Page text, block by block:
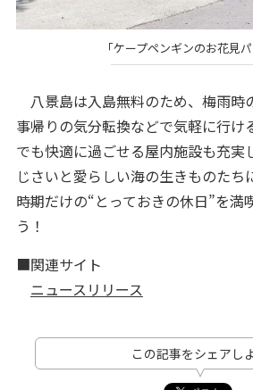
「ケープペンギンのお花見パ
八景島は入島無料のため、梅雨時
事帰りの気分転換などで気軽に行け
でも快適に過ごせる屋内施設も充実
じさいと愛らしい海の生きものたち
時期だけの“とっておきの休日”を満
う！
■関連サイト
ニュースリリース
この記事をシェアし